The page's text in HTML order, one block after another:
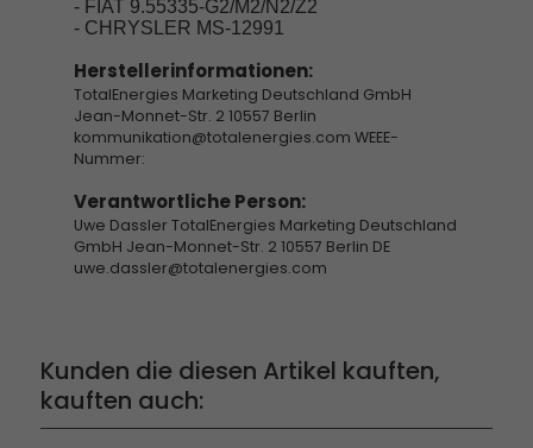
- FIAT 9.55335-G2/M2/N2/Z2
- CHRYSLER MS-12991
Herstellerinformationen:
TotalEnergies Marketing Deutschland GmbH
Jean-Monnet-Str. 2 10557 Berlin
kommunikation@totalenergies.com WEEE-
Nummer:
Verantwortliche Person:
Uwe Dassler TotalEnergies Marketing Deutschland
GmbH Jean-Monnet-Str. 2 10557 Berlin DE
uwe.dassler@totalenergies.com
Kunden die diesen Artikel kauften,
kauften auch: